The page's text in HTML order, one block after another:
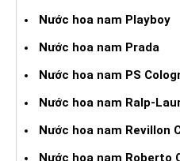
Nước hoa nam Playboy
Nước hoa nam Prada
Nước hoa nam PS
Nước hoa nam Ralp-
Nước hoa nam Revillon
Nước hoa nam Roberto